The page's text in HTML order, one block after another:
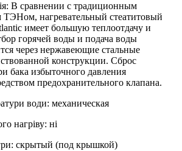
: В сравнении с традиционным
ТЭНом, нагревательный стеатитовый
имеет большую теплоотдачу и
горячей воды и подача воды
через нержавеющие стальные
конструкции. Сброс
бака избыточного давления
предохранительного клапана.
води: механическая
нагріву: ні
: скрытый (под крышкой)